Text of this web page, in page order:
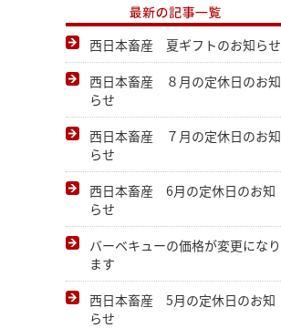
西日本畜産 夏ギフトのお知らせ
西日本畜産 ８月の定休日のお知
らせ
西日本畜産 ７月の定休日のお知
らせ
西日本畜産 6月の定休日のお知
らせ
バーベキューの価格が変更になり
ます
西日本畜産 5月の定休日のお知
らせ